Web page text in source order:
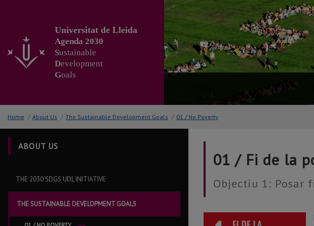
Universitat de Lleida
Agenda 2030
Sustainable
Development
Goals
Home / About Us / The Sustainable Development Goals / 01 / No Poverty
ABOUT US
THE 2030 SDGS UDL INITIATIVE
THE SUSTAINABLE DEVELOPMENT GOALS
01 / Fi de la
Objectiu 1: Posar